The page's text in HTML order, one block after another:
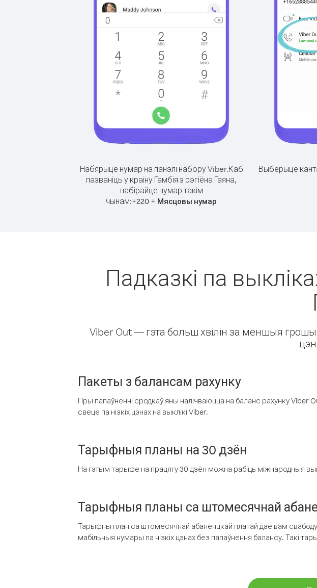
Набярыце нумар на панэлі набору Viber.Каб
пазваніць у краіну Гамбія з рэгіёна Гаяна,
набірайце нумар такім
чынам:+220 + Мясцовы нумар
Выберыце
Падказкі па
Viber Out — гэта больш хвілін за меншыя
Пакеты з балансам рахунку
Пры папаўненні сродкаў яны налічваюцца на баланс рахунку
свеце па нізкіх цэнах на выклікі Viber.
Тарыфныя планы на 30 дзён
На гэтым тарыфе на працягу 30 дзён можна рабіць міжнародныя
Тарыфныя планы са штомесячнай
Тарыфны план са штомесячнай абаненцкай платай дае вам
мабільныя нумары па нізкіх цэнах без папаўнення балансу. Такі